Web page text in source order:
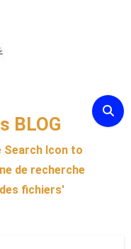
BLOG
Search Icon to
de recherche
fichiers'